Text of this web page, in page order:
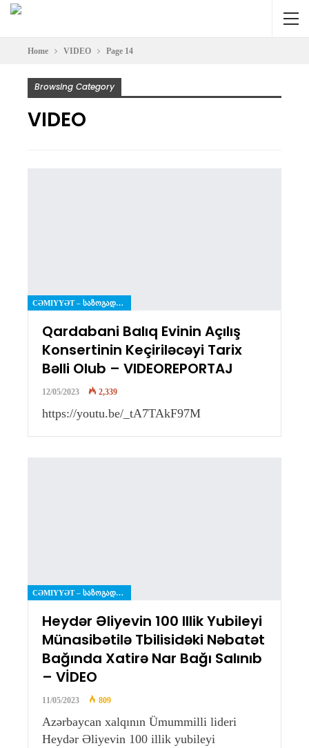
Home VIDEO Page 14
Browsing Category
VIDEO
CƏMIYYƏT – ᲡᲐᲖᲝᲒᲐᲓᲝᲔᲑᲐ
Qardabani Balıq Evinin Açılış
Konsertinin Keçiriləcəyi Tarix
Bəlli Olub – VIDEOREPORTAJ
12/05/2023 2,339
https://youtu.be/_tA7TAkF97M
CƏMIYYƏT – ᲡᲐᲖᲝᲒᲐᲓᲝᲔᲑᲐ
Heydər Əliyevin 100 Illik Yubileyi
Münasibətilə Tbilisidəki Nəbatət
Bağında Xatirə Nar Bağı Salınıb
– VİDEO
11/05/2023 809
Azərbaycan xalqının Ümummilli lideri
Heydər Əliyevin 100 illik yubileyi